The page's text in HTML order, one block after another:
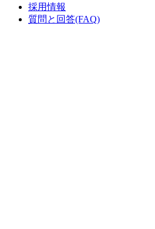
採用情報
質問と回答(FAQ)